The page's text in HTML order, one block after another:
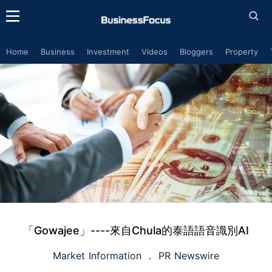
Home Business Investment Videos Bloggers Property
「Gowajee」----來自Chula的泰語語音識別AI
Market Information PR Newswire